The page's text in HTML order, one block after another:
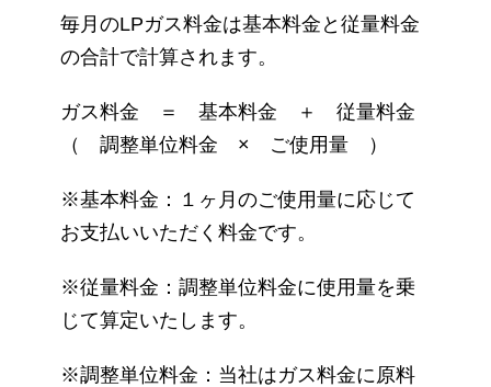
毎月のLPガス料金は基本料金と従量料金
の合計で計算されます。
ガス料金 ＝ 基本料金 ＋ 従量料金
（ 調整単位料金 × ご使用量 ）
※基本料金：１ヶ月のご使用量に応じて
お支払いいただく料金です。
※従量料金：調整単位料金に使用量を乗
じて算定いたします。
※調整単位料金：当社はガス料金に原料